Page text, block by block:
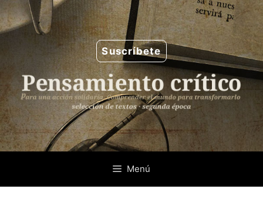
Saltar
al
contenido
Suscríbete
Menú